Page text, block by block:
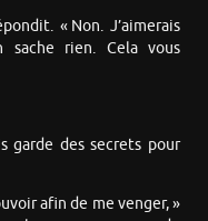
« Non. J’aimerais
sache rien. Cela vous
garde des secrets pour
afin de me venger, »